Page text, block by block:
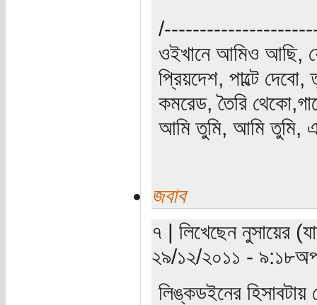
ওইখানে আমিও আছি,
প্রিয়দেশ, পাল্টে
কমরেড, তৈরি
আমি তুমি, আমি তুমি,
জবাব
৭ | লিখেছেন নুসায়ের
২৯/১২/২০১১ -
লিঙ্কডইনের